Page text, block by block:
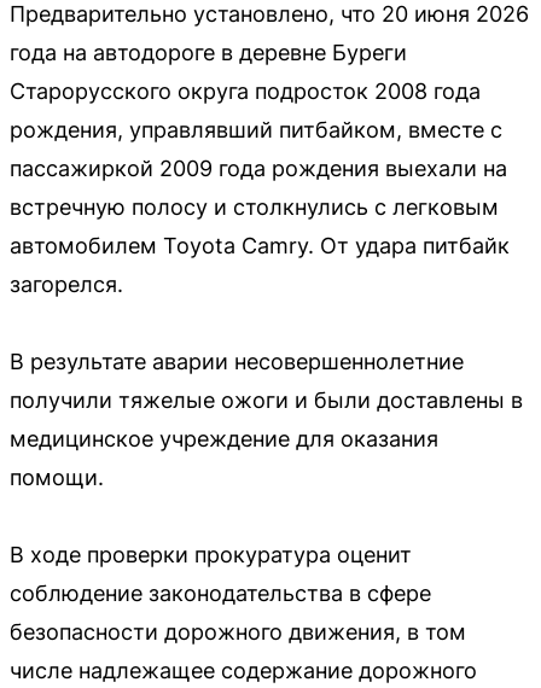
Предварительно установлено, что 20 июня 2026
года на автодороге в деревне Буреги
Старорусского округа подросток 2008 года
рождения, управлявший питбайком, вместе с
пассажиркой 2009 года рождения выехали на
встречную полосу и столкнулись с легковым
автомобилем Toyota Camry. От удара питбайк
загорелся.
В результате аварии несовершеннолетние
получили тяжелые ожоги и были доставлены в
медицинское учреждение для оказания
помощи.
В ходе проверки прокуратура оценит
соблюдение законодательства в сфере
безопасности дорожного движения, в том
числе надлежащее содержание дорожного